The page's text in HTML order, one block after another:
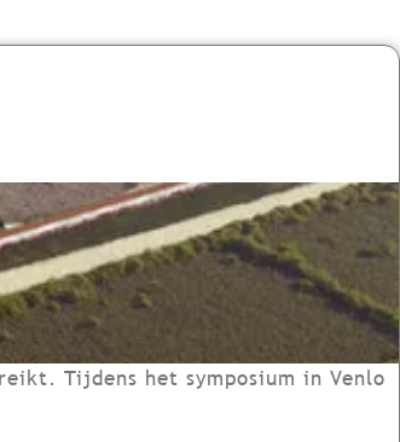
Tijdens het symposium in Venlo